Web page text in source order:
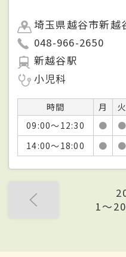
埼玉県越谷市新越
048-966-2650
新越谷駅
小児科
時間 月 火
09:00～12:30
● ●
14:00～18:00
● ●
1〜